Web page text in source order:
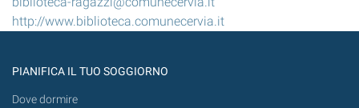
http://www.biblioteca.comunecervia.it
PIANIFICA IL TUO SOGGIORNO
Dove dormire